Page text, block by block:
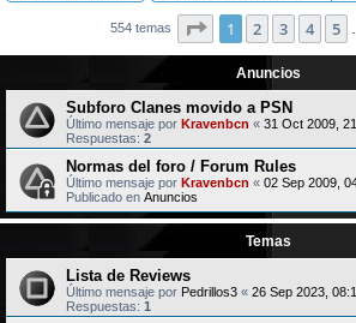
554 temas Página de 23
1 2 3 4 5
Anuncios
Subforo Clanes movido a PSN
Último mensaje por Kravenbcn « 31 Oct 2009,
Respuestas: 2
Normas del foro / Forum Rules
Último mensaje por Kravenbcn « 02 Sep 2009,
Publicado en Anuncios
Temas
Lista de Reviews
Último mensaje por Pedrillos3 « 26 Sep 2023,
Respuestas: 1